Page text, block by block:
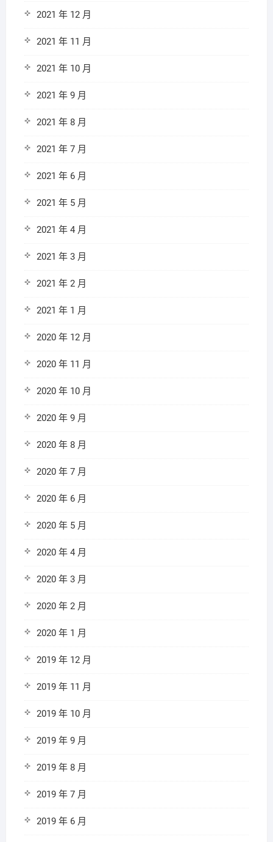
2021 年 12 月
2021 年 11 月
2021 年 10 月
2021 年 9 月
2021 年 8 月
2021 年 7 月
2021 年 6 月
2021 年 5 月
2021 年 4 月
2021 年 3 月
2021 年 2 月
2021 年 1 月
2020 年 12 月
2020 年 11 月
2020 年 10 月
2020 年 9 月
2020 年 8 月
2020 年 7 月
2020 年 6 月
2020 年 5 月
2020 年 4 月
2020 年 3 月
2020 年 2 月
2020 年 1 月
2019 年 12 月
2019 年 11 月
2019 年 10 月
2019 年 9 月
2019 年 8 月
2019 年 7 月
2019 年 6 月